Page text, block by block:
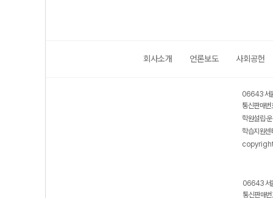
회사소개 언론보도 사회공헌
06643 서
통신판매
학원설립·
학습지원
06643 서
통신판매